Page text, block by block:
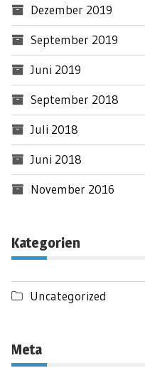
Dezember 2019
September 2019
Juni 2019
September 2018
Juli 2018
Juni 2018
November 2016
Kategorien
Uncategorized
Meta